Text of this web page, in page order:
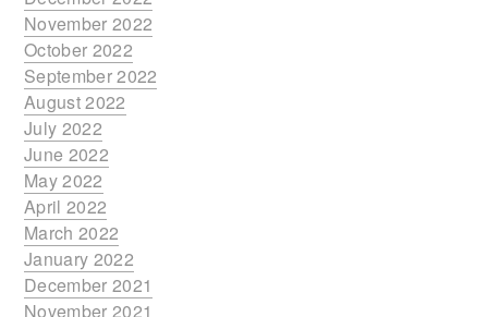
November 2022
October 2022
September 2022
August 2022
July 2022
June 2022
May 2022
April 2022
March 2022
January 2022
December 2021
November 2021